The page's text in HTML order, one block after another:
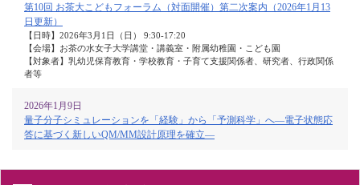
第10回 お茶大こどもフォーラム（対面開催）第二次案内（2026年1月13
日更新）
【日時】2026年3月1日（日） 9:30-17:20
【会場】お茶の水女子大学講堂・講義室・附属幼稚園・こども園
【対象者】乳幼児保育教育・学校教育・子育て支援関係者、研究者、行政関係
者等
2026年1月9日
量子分子シミュレーションを「経験」から「予測科学」へ―電子状態応
答に基づく新しいQM/MM設計原理を確立―